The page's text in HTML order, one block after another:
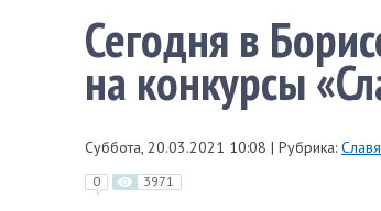
Сегодня в
на конкурсы
Суббота, 20.03.2021 10:08 | Рубрика:
0 3971